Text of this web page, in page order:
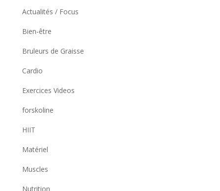
Actualités / Focus
Bien-être
Bruleurs de Graisse
Cardio
Exercices Videos
forskoline
HIIT
Matériel
Muscles
Nutrition